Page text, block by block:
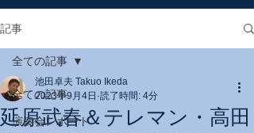
記事
全ての記事
演奏会レポート
全ての記事
延原武春＆テレマン・高田
池田卓夫 Takuo Ikeda
2023年9月4日 読了時間: 4分